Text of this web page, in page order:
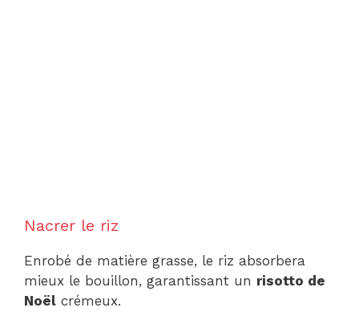
Nacrer le riz
Enrobé de matière grasse, le riz absorbera
mieux le bouillon, garantissant un risotto de
Noël crémeux.